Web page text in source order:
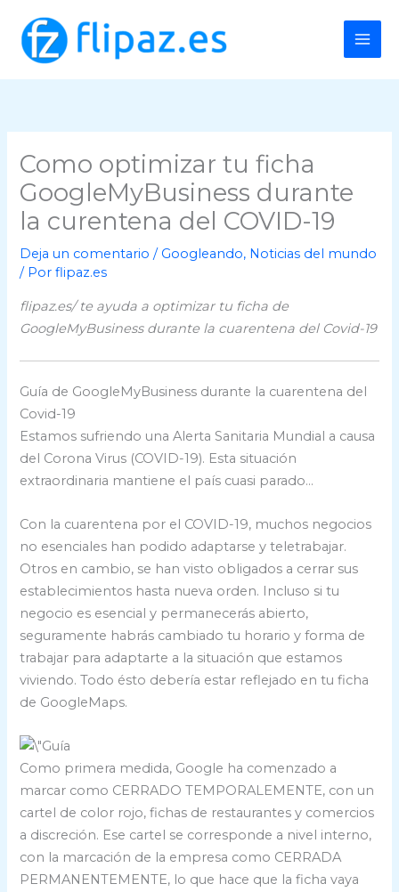
contenido
Como optimizar tu ficha
GoogleMyBusiness durante
la curentena del COVID-19
Deja un comentario / Googleando, Noticias del mundo
/ Porflipaz.es
flipaz.es/ te ayuda a optimizar tu ficha de
GoogleMyBusiness durante la cuarentena del Covid-19
Guía de GoogleMyBusiness durante la cuarentena del
Covid-19
Estamos sufriendo una Alerta Sanitaria Mundial a causa
del Corona Virus (COVID-19). Esta situación
extraordinaria mantiene el país cuasi parado…
Con la cuarentena por el COVID-19, muchos negocios
no esenciales han podido adaptarse y teletrabajar.
Otros en cambio, se han visto obligados a cerrar sus
establecimientos hasta nueva orden. Incluso si tu
negocio es esencial y permanecerás abierto,
seguramente habrás cambiado tu horario y forma de
trabajar para adaptarte a la situación que estamos
viviendo. Todo ésto debería estar reflejado en tu ficha
de GoogleMaps.
Como primera medida, Google ha comenzado a
marcar como CERRADO TEMPORALEMENTE, con un
cartel de color rojo, fichas de restaurantes y comercios
a discreción. Ese cartel se corresponde a nivel interno,
con la marcación de la empresa como CERRADA
PERMANENTEMENTE, lo que hace que la ficha vaya